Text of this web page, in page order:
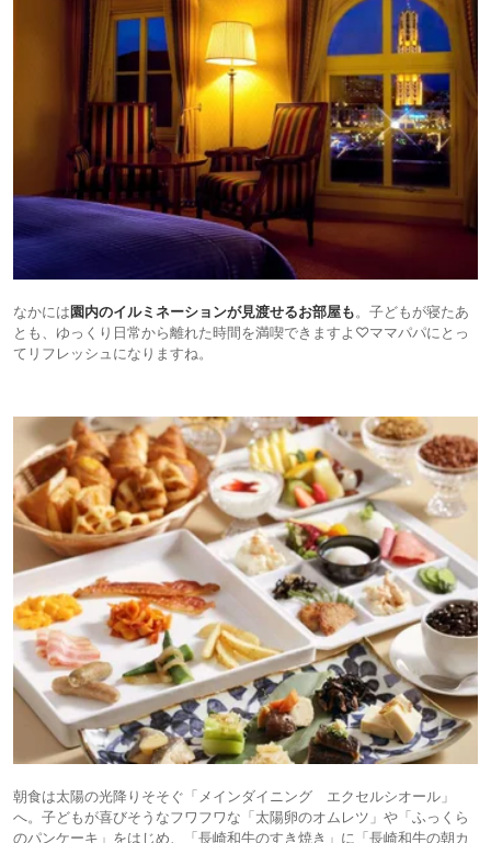
なかには園内のイルミネーションが見渡せるお部屋も。子どもが寝たあ
とも、ゆっくり日常から離れた時間を満喫できますよ♡ママパパにとっ
てリフレッシュになりますね。
朝食は太陽の光降りそそぐ「メインダイニング エクセルシオール」
へ。子どもが喜びそうなフワフワな「太陽卵のオムレツ」や「ふっくら
のパンケーキ」をはじめ、「長崎和牛のすき焼き」に「長崎和牛の朝カ